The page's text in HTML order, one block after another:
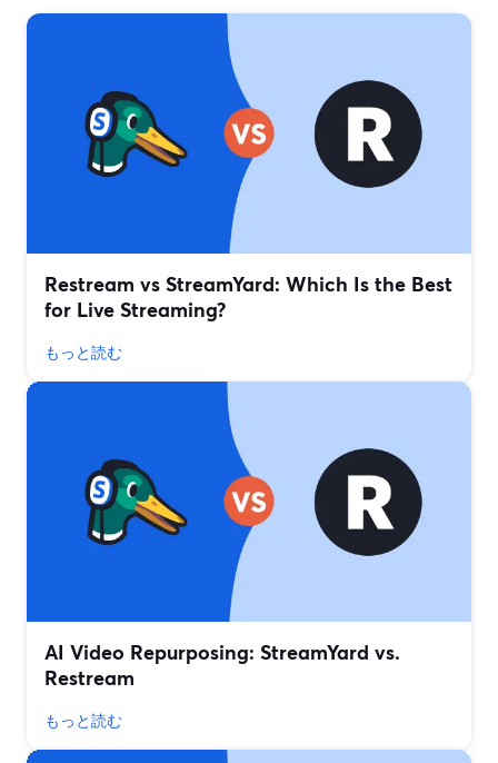
Restream vs StreamYard: Which Is the Best
for Live Streaming?
もっと読む
AI Video Repurposing: StreamYard vs.
Restream
もっと読む